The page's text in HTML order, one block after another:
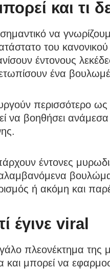
και τι
σημαντικό να
του
έντονους
ένα
περισσότερο
να βοηθήσει
έντονες
ή ακόμη και
έγινε viral
πλεονέκτημα της
και μπορεί να